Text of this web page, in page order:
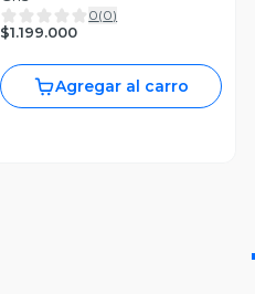
0(0)
$1.199.000
Agregar al carro